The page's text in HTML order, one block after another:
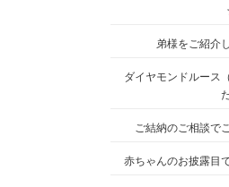
弟様をご紹介
ダイヤモンドルース
ご結納のご相談で
赤ちゃんのお披露目